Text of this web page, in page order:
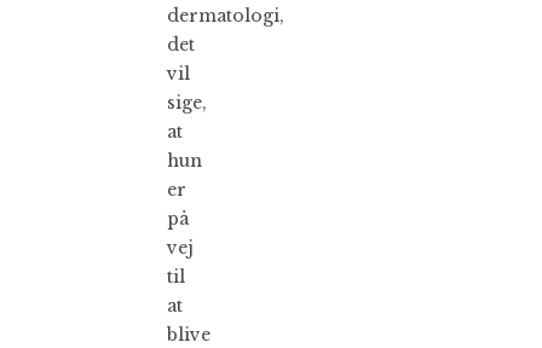
dermatologi,
det
vil
sige,
at
hun
er
på
vej
til
at
blive